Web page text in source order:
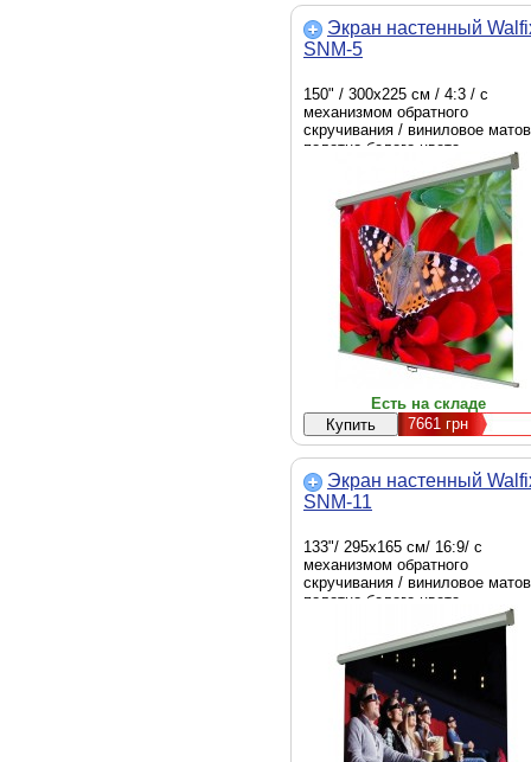
Экран настенный
SNM-5
150" / 300х225 см / 4:3 / с
механизмом обратного
скручивания / виниловое
полотно белого цвета
Есть на складе
7661 грн
Экран настенный
SNM-11
133"/ 295х165 см/ 16:9/ с
механизмом обратного
скручивания / виниловое
полотно белого цвета